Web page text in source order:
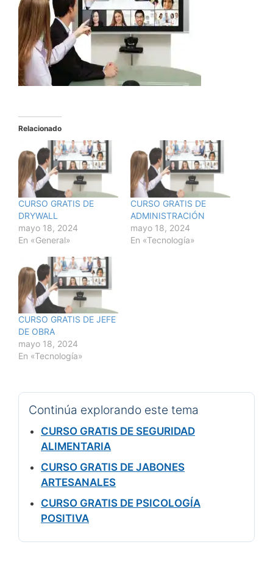
Relacionado
CURSO GRATIS DE
DRYWALL
mayo 18, 2024
En «General»
CURSO GRATIS DE
ADMINISTRACIÓN
mayo 18, 2024
En «Tecnología»
CURSO GRATIS DE JEFE
DE OBRA
mayo 18, 2024
En «Tecnología»
Continúa explorando este tema
CURSO GRATIS DE SEGURIDAD
ALIMENTARIA
CURSO GRATIS DE JABONES
ARTESANALES
CURSO GRATIS DE PSICOLOGÍA
POSITIVA